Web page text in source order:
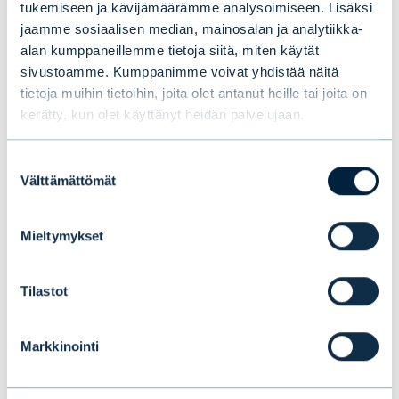
tukemiseen ja kävijämäärämme analysoimiseen. Lisäksi
jaamme sosiaalisen median, mainosalan ja analytiikka-
alan kumppaneillemme tietoja siitä, miten käytät
sivustoamme. Kumppanimme voivat yhdistää näitä
tietoja muihin tietoihin, joita olet antanut heille tai joita on
kerätty, kun olet käyttänyt heidän palvelujaan.
valinta
Välttämättömät
Mieltymykset
Tilastot
Markkinointi
nykyiselle osto-ohjelmalle on odotettavissa
jatkoa vaikkakin eri tavalla toteutettuna.
Lue myös blogisarjan aikaisemmat blogit:
skenaariomme vuodelle 2022
Talous- ja markkinanäkymät - Yhdysvallat
tomas.hildebrandt@evli.com